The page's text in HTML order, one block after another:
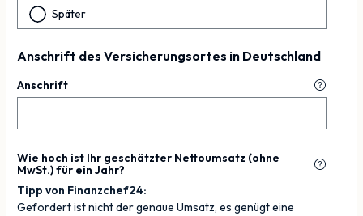
Später
Anschrift des Versicherungsortes in Deutschland
Anschrift
Wie hoch ist Ihr geschätzter Nettoumsatz (ohne
MwSt.) für ein Jahr?
Tipp von Finanzchef24:
Gefordert ist nicht der genaue Umsatz, es genügt eine